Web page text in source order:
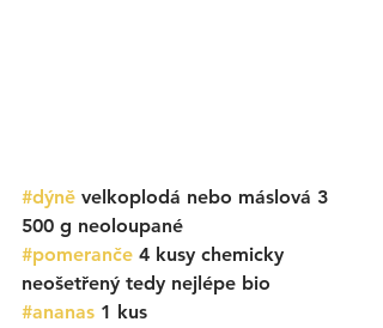
#dýně velkoplodá nebo máslová 3
500 g neoloupané
#pomeranče 4 kusy chemicky
neošetřený tedy nejlépe bio
#ananas 1 kus